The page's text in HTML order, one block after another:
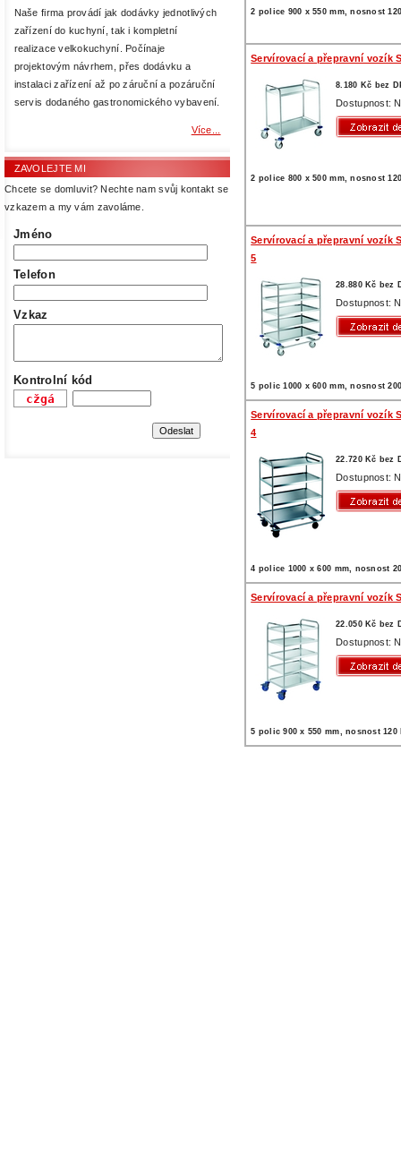
Naše firma provádí jak dodávky jednotlivých
zařízení do kuchyní, tak i kompletní
realizace velkokuchyní. Počínaje
projektovým návrhem, přes dodávku a
instalaci zařízení až po záruční a pozáruční
servis dodaného gastronomického vybavení.
Více...
ZAVOLEJTE MI
Chcete se domluvit? Nechte nam svůj kontakt se
vzkazem a my vám zavoláme.
Jméno
Telefon
Vzkaz
Kontrolní kód
2 police 900 x 550 mm, nosnost
Servírovací a přepravní vozík
8.180 Kč bez
Dostupnost:
2 police 800 x 500 mm, nosnost
Servírovací a přepravní vozík
5
28.880 Kč bez
Dostupnost:
5 polic 1000 x 600 mm, nosnost
Servírovací a přepravní vozík
4
22.720 Kč bez
Dostupnost:
4 police 1000 x 600 mm, nosnost
Servírovací a přepravní vozík
22.050 Kč bez
Dostupnost:
5 polic 900 x 550 mm, nosnost 120